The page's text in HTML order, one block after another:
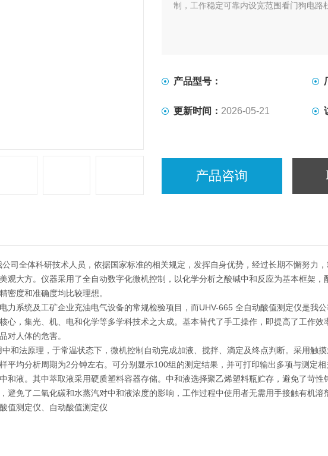
制，工作稳定可靠内设宽范围看门狗电路
产品型号：
更新时间： 2026-05-21
产品咨询
司全体科研技术人员，依据国家标准的相关规定，发挥自身优势，经过长期不懈努力
观大方。仪器采用了全自动数字化微机控制，以化学分析之酸碱中和反应为基本框架
密度和准确度均比较理想。
力系统及工矿企业充油电气设备的常规检验项目，而UHV-665 全自动酸值测定仪是我
心，集光、机、电和化学等多学科技术之大成。基本替代了手工操作，即提高了工作效
对人体的危害。
和法原理，于常温状态下，微机控制自动完成加液、搅拌、滴定及终点判断。采用触
平均分析周期为2分钟左右。可分别显示100组的测定结果，并可打印输出多项与测定相
和液。其中萃取液采用硬质塑料容器存储。中和液选择聚乙烯塑料瓶贮存，避免了苛性
避免了二氧化碳和水蒸汽对中和液浓度的影响，工作过程中使用者无需用手接触有机溶
值测定仪、自动酸值测定仪